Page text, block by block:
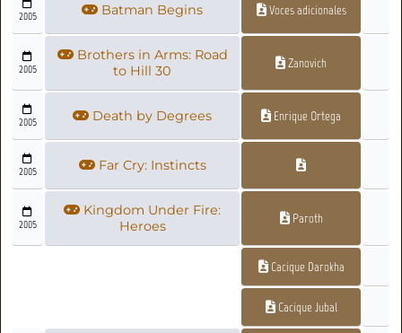
2005 Batman Begins Voces adicionales
2005
Brothers in Arms: Road
to Hill 30
Zanovich
2005 Death by Degrees Enrique Ortega
2005 Far Cry: Instincts
2005
Kingdom Under Fire:
Heroes
Paroth
Cacique Darokha
Cacique Jubal